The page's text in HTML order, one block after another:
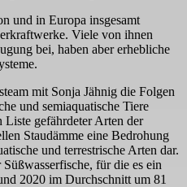
und in Europa insgesamt
Viele von ihnen
bei, haben aber erhebliche
mit Sonja Jähnig die Folgen
und semiaquatische Tiere
Liste gefährdeter Arten der
Staudämme eine Bedrohung
und terrestrische Arten dar.
für die es ein
2020 im Durchschnitt um 81